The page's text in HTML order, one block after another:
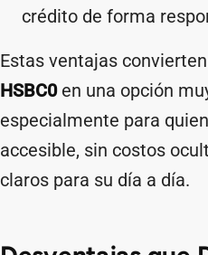
crédito de forma
Estas ventajas
HSBC0en una opción
especialmente para
accesible, sin costos
claros para su día a día.